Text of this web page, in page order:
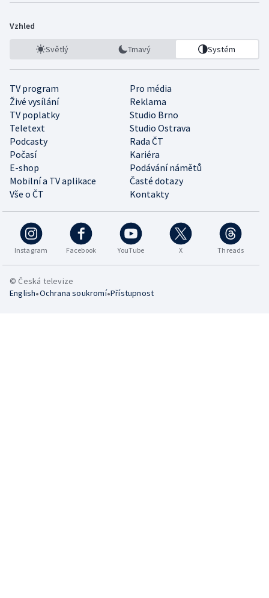
Vzhled
Světlý Tmavý Systém
TV program
Pro média
Živé vysílání
Reklama
TV poplatky
Studio Brno
Teletext
Studio Ostrava
Podcasty
Rada ČT
Počasí
Kariéra
E-shop
Podávání námětů
Mobilní a TV aplikace
Časté dotazy
Vše o ČT
Kontakty
Instagram Facebook YouTube X Threads
© Česká televize
English•Ochrana soukromí•Přístupnost